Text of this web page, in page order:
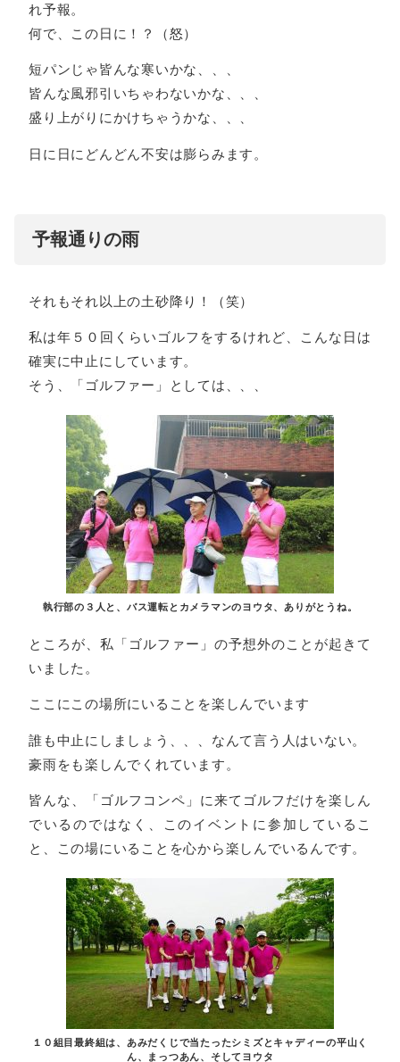
れ予報。
何で、この日に！？（怒）
短パンじゃ皆んな寒いかな、、、
皆んな風邪引いちゃわないかな、、、
盛り上がりにかけちゃうかな、、、
日に日にどんどん不安は膨らみます。
予報通りの雨
それもそれ以上の土砂降り！（笑）
私は年５０回くらいゴルフをするけれど、こんな日は
確実に中止にしています。
そう、「ゴルファー」としては、、、
執行部の３人と、バス運転とカメラマンのヨウタ、ありがとうね。
ところが、私「ゴルファー」の予想外のことが起きて
いました。
ここにこの場所にいることを楽しんでいます
誰も中止にしましょう、、、なんて言う人はいない。
豪雨をも楽しんでくれています。
皆んな、「ゴルフコンペ」に来てゴルフだけを楽しん
でいるのではなく、このイベントに参加しているこ
と、この場にいることを心から楽しんでいるんです。
１０組目最終組は、あみだくじで当たったシミズとキャディーの平山く
ん、まっつあん、そしてヨウタ